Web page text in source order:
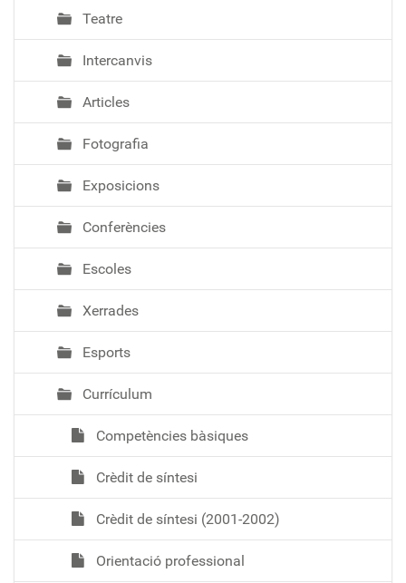
Teatre
Intercanvis
Articles
Fotografia
Exposicions
Conferències
Escoles
Xerrades
Esports
Currículum
Competències bàsiques
Crèdit de síntesi
Crèdit de síntesi (2001-2002)
Orientació professional